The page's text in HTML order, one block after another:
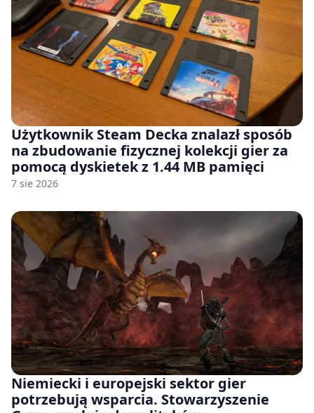
Użytkownik Steam Decka znalazł sposób
na zbudowanie fizycznej kolekcji gier za
pomocą dyskietek z 1.44 MB pamięci
7 sie 2026
Niemiecki i europejski sektor gier
potrzebują wsparcia. Stowarzyszenie